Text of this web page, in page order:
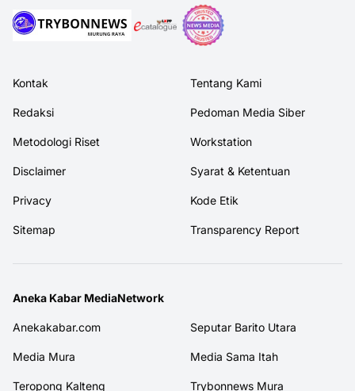
Kontak Tentang Kami
Redaksi Pedoman Media Siber
Metodologi Riset Workstation
Disclaimer Syarat & Ketentuan
Privacy Kode Etik
Sitemap Transparency Report
Aneka Kabar MediaNetwork
Anekakabar.com Seputar Barito Utara
Media Mura Media Sama Itah
Teropong Kalteng Trybonnews Mura